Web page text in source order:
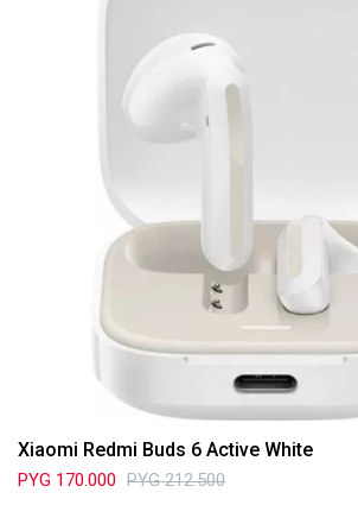
Xiaomi Redmi Buds 6 Active White
PYG 170.000 PYG 212.500